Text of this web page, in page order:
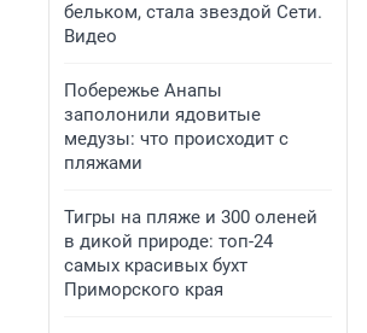
бельком, стала звездой Сети.
Видео
Побережье Анапы
заполонили ядовитые
медузы: что происходит с
пляжами
Тигры на пляже и 300 оленей
в дикой природе: топ-24
самых красивых бухт
Приморского края